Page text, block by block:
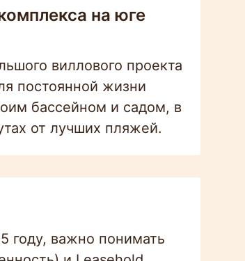
на юге
виллового проекта
постоянной жизни
бассейном и садом, в
от лучших пляжей.
году, важно понимать